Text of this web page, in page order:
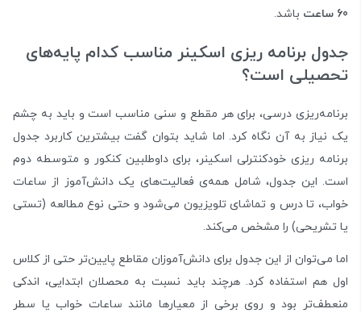
60 ساعت
باشد.
جدول برنامه ریزی اسکینر مناسب کدام پایه‌های
تحصیلی است؟
برنامه‌ریزی درسی، برای هر مقطع و سنی مناسب است و باید به چشم
یک نیاز به آن نگاه کرد. اما شاید بتوان گفت بیشترین کاربرد جدول
برنامه ریزی خودکنترلی اسکینر، برای داوطلبین کنکور و متوسطه دوم
است. این جدول، شامل همه‌ی فعالیت‌های یک دانش‌آموز از ساعات
خواب، تا درس و تماشای تلویزیون می‌شود و حتی نوع مطالعه (تستی
یا تشریحی) را مشخص می‌کند.
اما می‌توان از این جدول برای دانش‌آموزان مقاطع پایین‌تر حتی از کلاس
اول هم استفاده کرد. هرچند باید نسبت به محصلان ابتدایی، اندکی
منعطف‌تر بود و روی برخی از معیارها مانند ساعات خواب یا سطر